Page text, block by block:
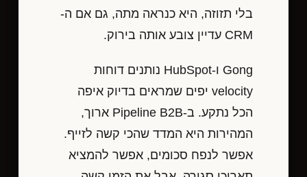
בלי תזוזה, היא כנראה מתה, גם אם ה-
CRM עדיין צובע אותה בירוק.
Gong ו-HubSpot נותנים דוחות
velocity יפים שמראים בדיוק איפה
הכל נתקע. ב-Pipeline B2B ארוך,
המהירות היא המדד שהכי קשה לזייף.
אפשר לנפח סכומים, אפשר להמציא